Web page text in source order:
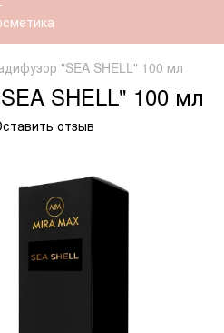
"SEA SHELL" 100 мл
SHELL" 100 мл
отзыв